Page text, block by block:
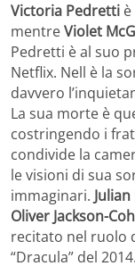
Victoria Pedretti
mentreViolet
Pedretti è al suo
Netflix. Nell è la
davvero
La sua morte è
costringendo i
condivide la
le visioni di sua
immaginari.
Oliver Jackson-
recitato nel ruolo
“Dracula” del 2014.